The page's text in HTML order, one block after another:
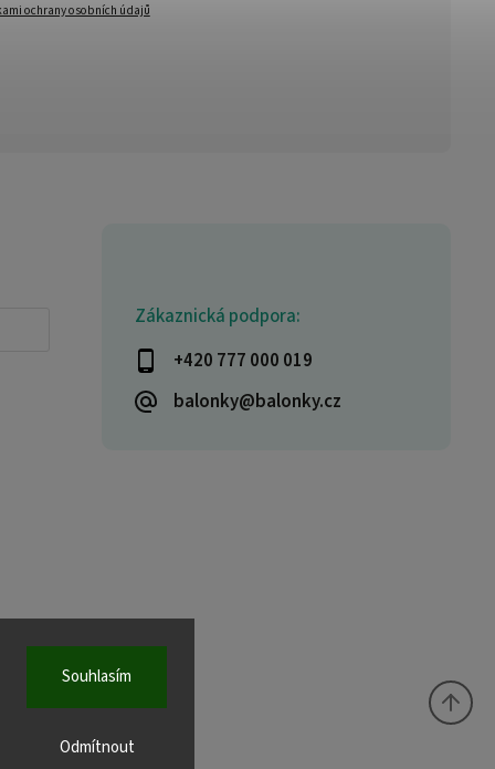
Odmítnout
Souhlasím
Zákaznická podpora:
+420 777 000 019
balonky@balonky.cz
ochrany osobních údajů